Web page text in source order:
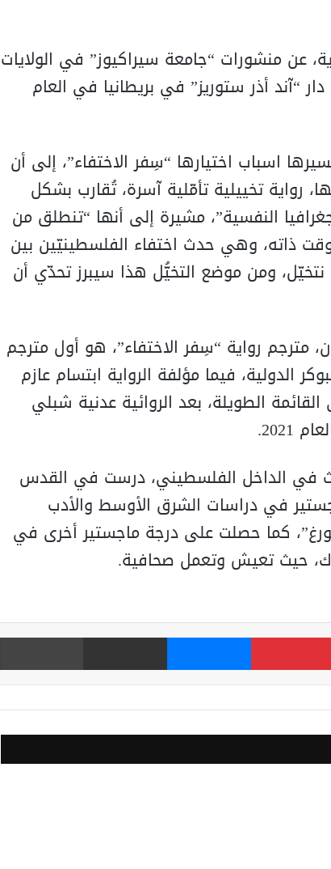
عن منشورات “جامعة سيراكيوز” في الولايات
العام 2019، ثمّ عن دار “آند أذر ستوريز” في بريطانيا في العام
اسباب اختيارها “سِفر الاختفاء”، إلى أن
رواية تخييلية تأمّلية آسرة، تُقارب بشكل
النفسية”، مشيرة إلى أنها “تنطلق من
ذاته، وهي حدث اختفاء الفلسطينيّين بين
نتخيّل، ومن موضع التخيُّل هذا سيبرز تحدّي أن
مترجم رواية “سِفر الاختفاء”، هو أول مترجم
الدولية، فيما مؤلفة الرواية ابتسام عازم
الطويلة، بعد الروائية عدنية شبلي
في الداخل الفلسطيني، درست في القدس
في دراسات الشرق الأوسط والأدب
كما حصلت على درجة ماجستير أخرى في
حيث تعيش وتعمل صحافية.
بينتيريست ماسنجر مشاركة عبر البريد